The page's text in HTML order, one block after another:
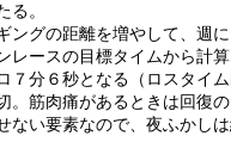
。
ングの距離を増やして、週
レースの目標タイムから計
７分６秒となる（ロスタイ
。筋肉痛があるときは回復
ない要素なので、夜ふかし